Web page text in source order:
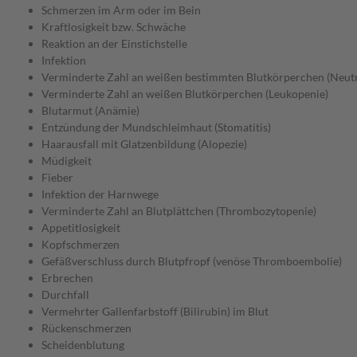
Schmerzen im Arm oder im Bein
Kraftlosigkeit bzw. Schwäche
Reaktion an der Einstichstelle
Infektion
Verminderte Zahl an weißen bestimmten Blutkörperchen
Verminderte Zahl an weißen Blutkörperchen (Leukopenie)
Blutarmut (Anämie)
Entzündung der Mundschleimhaut (Stomatitis)
Haarausfall mit Glatzenbildung (Alopezie)
Müdigkeit
Fieber
Infektion der Harnwege
Verminderte Zahl an Blutplättchen (Thrombozytopenie)
Appetitlosigkeit
Kopfschmerzen
Gefäßverschluss durch Blutpfropf (venöse Thromboembolie)
Erbrechen
Durchfall
Vermehrter Gallenfarbstoff (Bilirubin) im Blut
Rückenschmerzen
Scheidenblutung